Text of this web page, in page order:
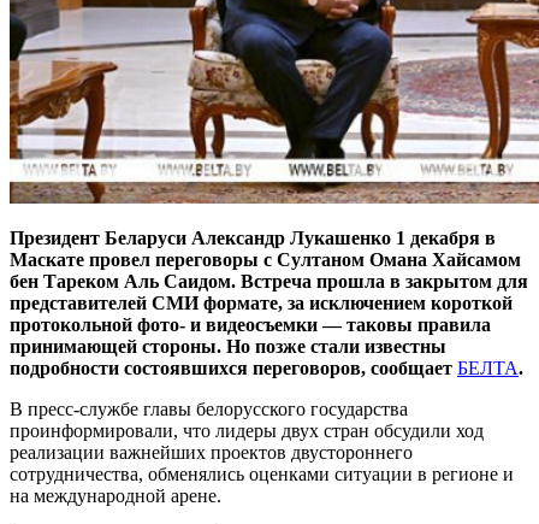
Президент Беларуси Александр Лукашенко 1 декабря в
Маскате провел переговоры с Султаном Омана Хайсамом
бен Тареком Аль Саидом. Встреча прошла в закрытом для
представителей СМИ формате, за исключением короткой
протокольной фото- и видеосъемки — таковы правила
принимающей стороны. Но позже стали известны
подробности состоявшихся переговоров, сообщает БЕЛТА.
В пресс-службе главы белорусского государства
проинформировали, что лидеры двух стран обсудили ход
реализации важнейших проектов двустороннего
сотрудничества, обменялись оценками ситуации в регионе и
на международной арене.